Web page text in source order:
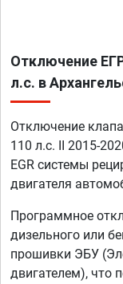
Отключение
л.с. в
Отключение
110 л.с. II 2015-
EGR системы
двигателя
Программное
дизельного или
прошивки ЭБУ
двигателем), что